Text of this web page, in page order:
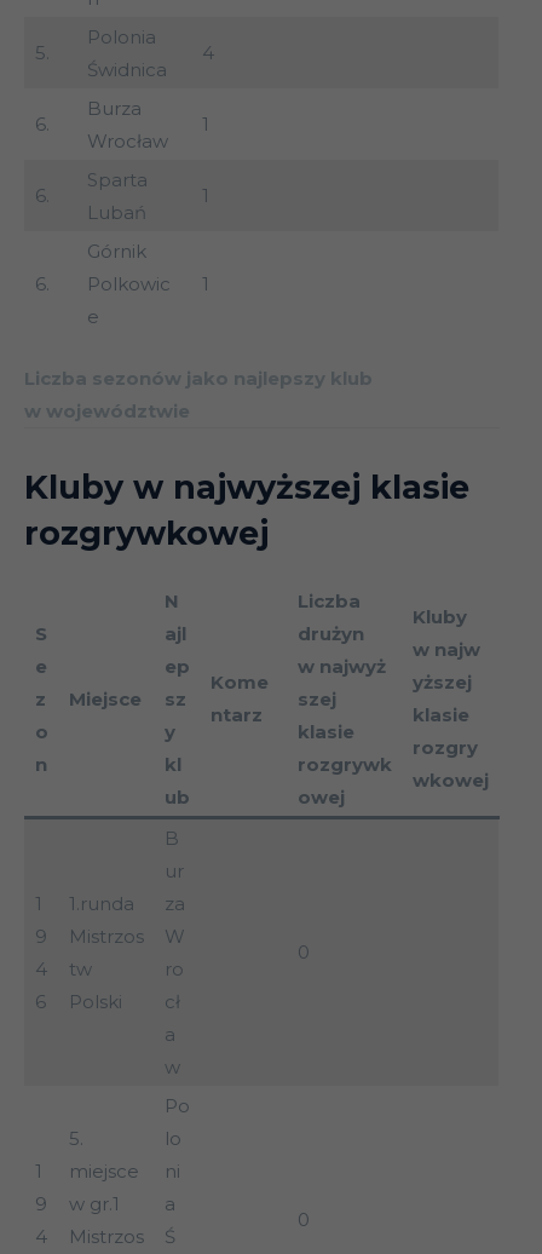
5.
Polonia
Świdnica
4
6.
Burza
Wrocław
1
6.
Sparta
Lubań
1
6.
Górnik
Polkowic
e
1
Liczba sezonów jako najlepszy klub
w województwie
Kluby w najwyższej klasie
rozgrywkowej
S
e
z
o
n
Miejsce
N
ajl
ep
sz
y
kl
ub
Kome
ntarz
Liczba
drużyn
w najwyż
szej
klasie
rozgrywk
owej
Kluby
w najw
yższej
klasie
rozgry
wkowej
1
9
4
6
1.runda
Mistrzos
tw
Polski
B
ur
za
W
ro
cł
a
w
0
1
9
4
5.
miejsce
w gr.1
Mistrzos
Po
lo
ni
a
Ś
0